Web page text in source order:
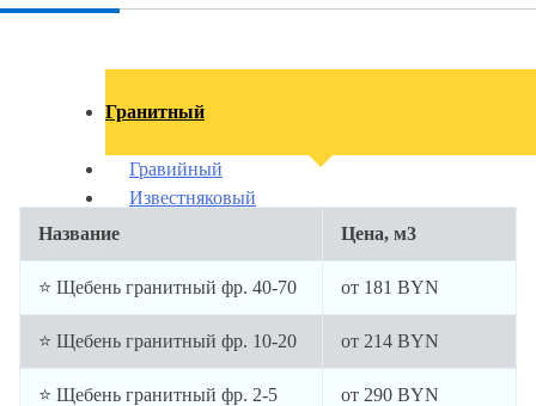
Гранитный
Гравийный
Известняковый
Название
Цена, м3
⭐ Щебень гранитный фр. 40-70 от 181 BYN
⭐ Щебень гранитный фр. 10-20 от 214 BYN
⭐ Щебень гранитный фр. 2-5 от 290 BYN